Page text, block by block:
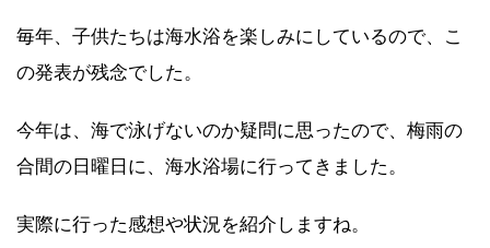
毎年、子供たちは海水浴を楽しみにしているので、こ
の発表が残念でした。
今年は、海で泳げないのか疑問に思ったので、梅雨の
合間の日曜日に、海水浴場に行ってきました。
実際に行った感想や状況を紹介しますね。